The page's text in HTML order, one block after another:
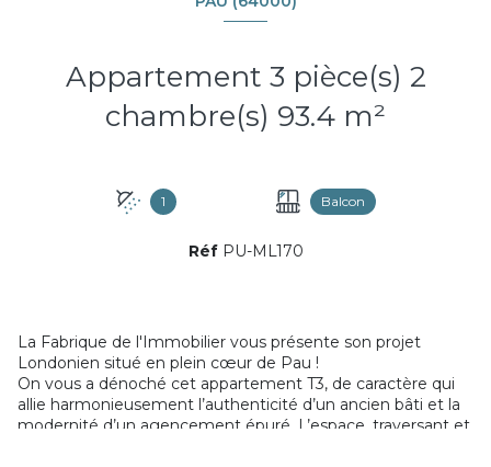
Appartement 3 pièce(s) 2
chambre(s) 93.4 m²
1 Balcon
Réf PU-ML170
La Fabrique de l'Immobilier vous présente son projet
Londonien situé en plein cœur de Pau !
On vous a dénoché cet appartement T3, de caractère qui
allie harmonieusement l’authenticité d’un ancien bâti et la
modernité d’un agencement épuré. L’espace, traversant et